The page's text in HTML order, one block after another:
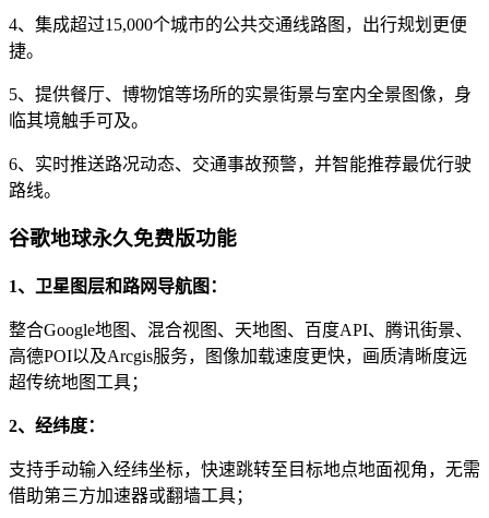
4、集成超过15,000个城市的公共交通线路图，出行规划更便
捷。
5、提供餐厅、博物馆等场所的实景街景与室内全景图像，身
临其境触手可及。
6、实时推送路况动态、交通事故预警，并智能推荐最优行驶
路线。
谷歌地球永久免费版功能
1、卫星图层和路网导航图：
整合Google地图、混合视图、天地图、百度API、腾讯街景、
高德POI以及Arcgis服务，图像加载速度更快，画质清晰度远
超传统地图工具；
2、经纬度：
支持手动输入经纬坐标，快速跳转至目标地点地面视角，无需
借助第三方加速器或翻墙工具；